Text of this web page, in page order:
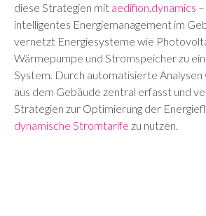
diese Strategien mit aedifion.dynamics
intelligentes Energiemanagement im
vernetzt Energiesysteme wie
Wärmepumpe und Stromspeicher zu
System. Durch automatisierte
aus dem Gebäude zentral erfasst und
Strategien zur Optimierung der
dynamische Stromtarife zu nutzen.